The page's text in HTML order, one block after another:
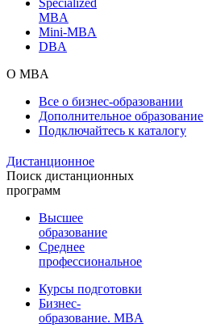
MBA
Mini-MBA
DBA
О MBA
Все о бизнес-образовании
Дополнительное образование
Подключайтесь к каталогу
Дистанционное
Поиск дистанционных
программ
Высшее
образование
Среднее
профессиональное
Курсы подготовки
Бизнес-
образование. MBA